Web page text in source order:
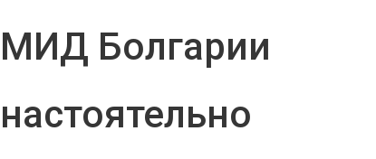
МИД Болгарии
настоятельно